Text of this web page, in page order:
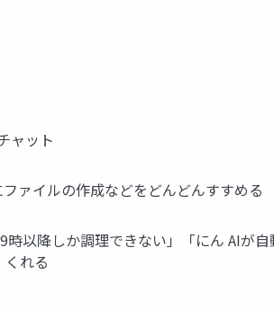
ャット
ァイルの作成などをどんどんすすめる
以降しか調理できない」「にん AIが
れる